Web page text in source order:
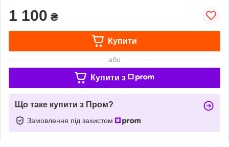
1 100 ₴
Купити
або
Купити з
Що таке купити з Пром?
Замовлення під захистом